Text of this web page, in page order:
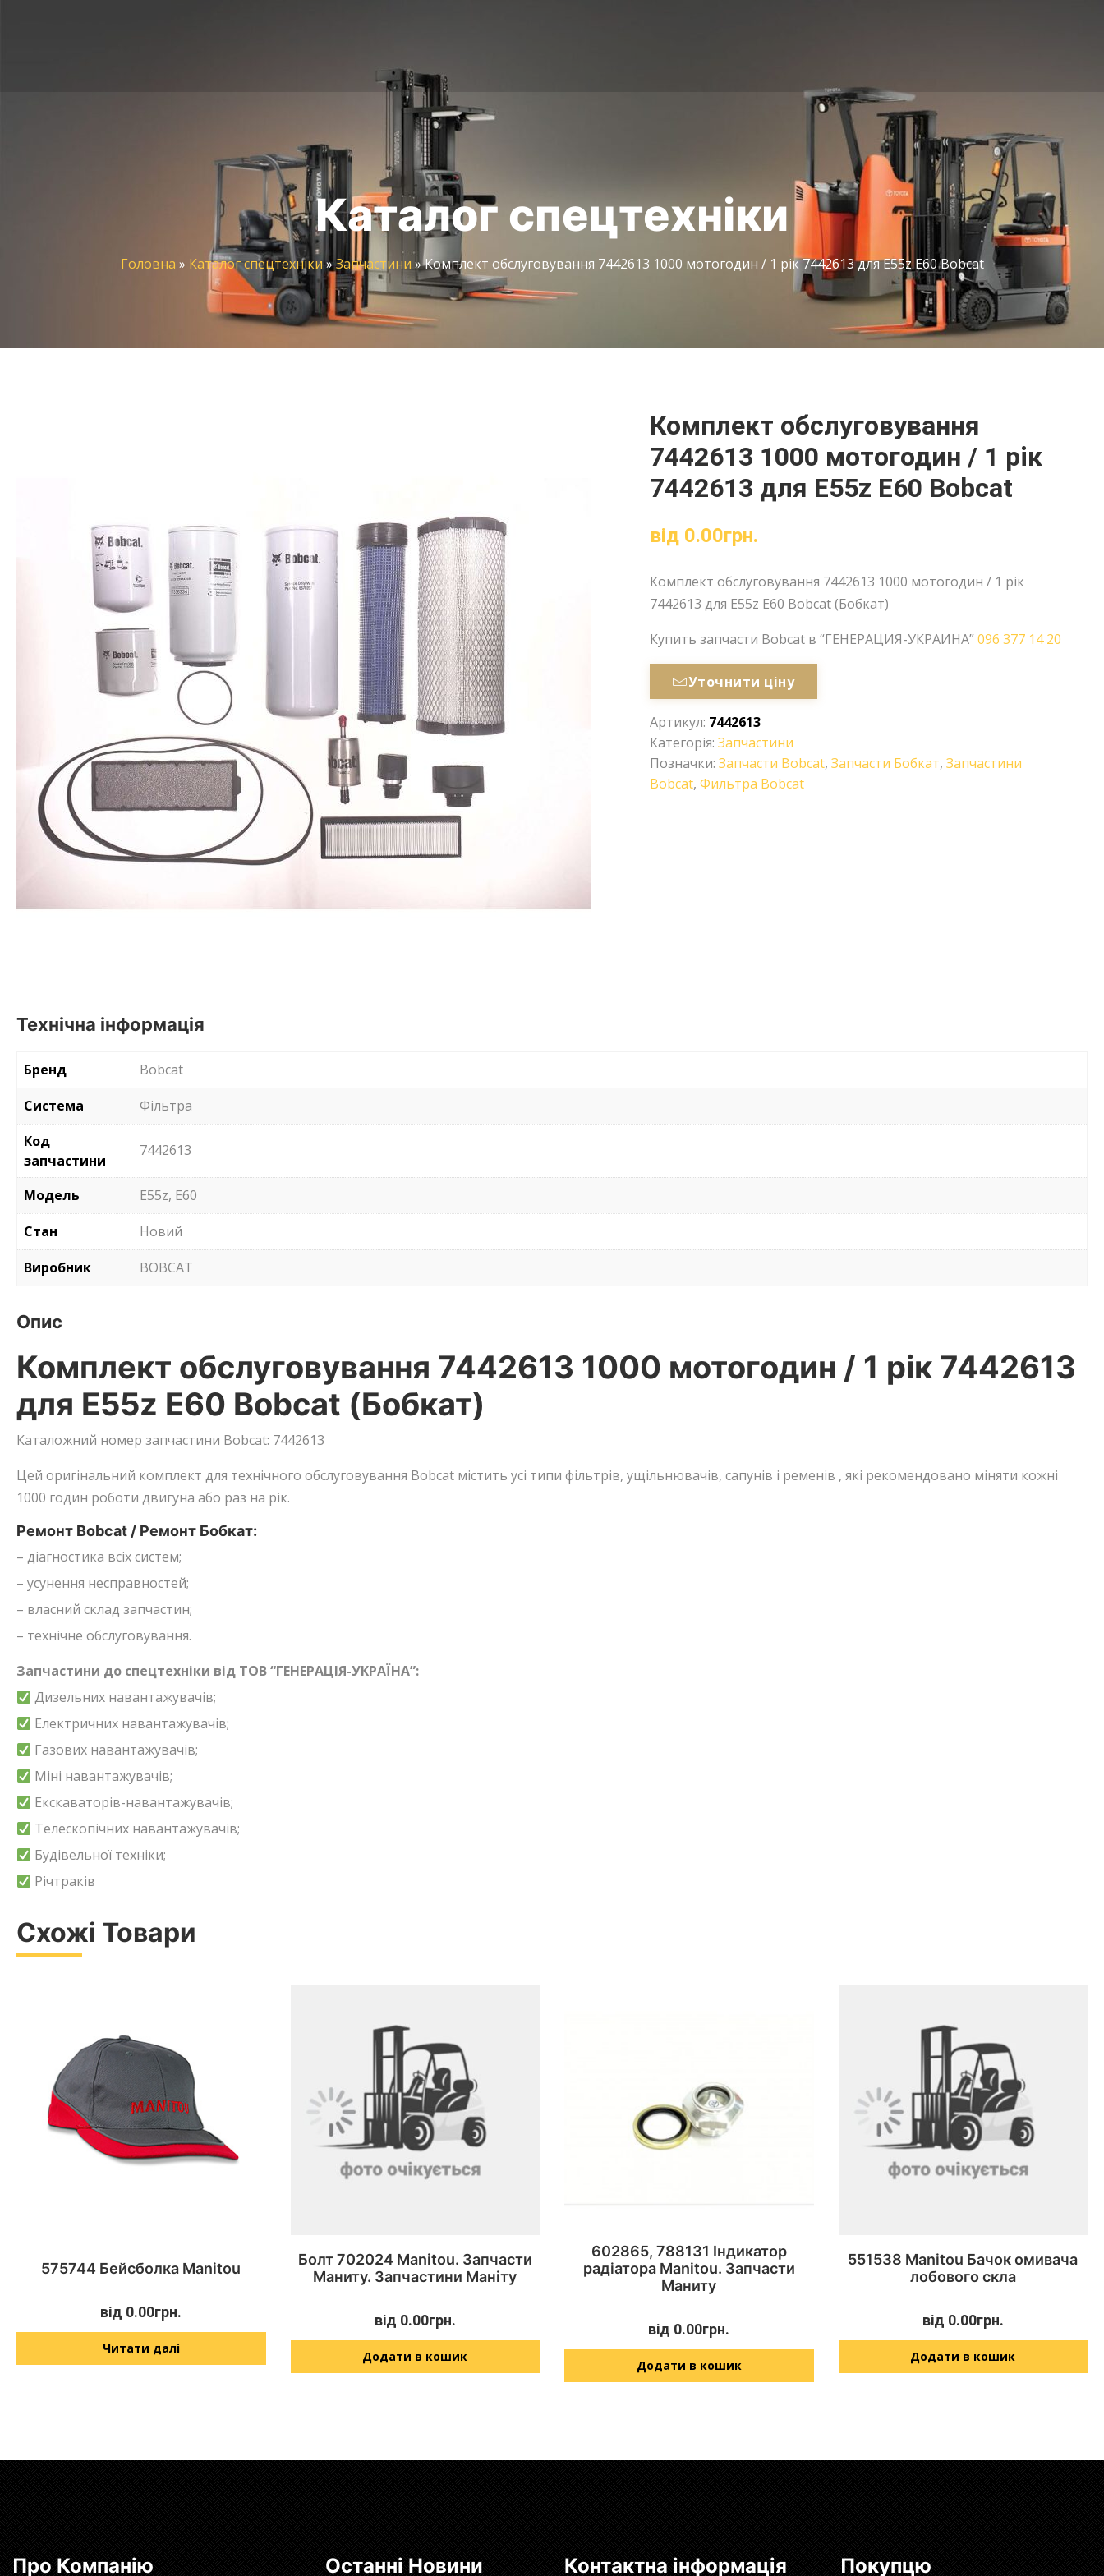
Каталог спецтехніки
Головна » Каталог спецтехніки»Запчастини »Комплект обслуговування 7442613 1000 мотогодин / 1 рік 7442613 для E55z E60 Bobcat
Комплект обслуговування
7442613 1000 мотогодин / 1 рік
7442613 для E55z E60 Bobcat
від 0.00грн.
Комплект обслуговування 7442613 1000 мотогодин / 1 рік
7442613 для E55z E60 Bobcat (Бобкат)
Купить запчасти Bobcat в “ГЕНЕРАЦИЯ-УКРАИНА”096 377 14 20
Уточнити ціну
Артикул: 7442613
Категорія:Запчастини
Позначки:Запчасти Bobcat,Запчасти Бобкат,Запчастини
Bobcat,Фильтра Bobcat
Технічна інформація
Бренд
Bobcat
Система
Фільтра
Код
запчастини
7442613
Модель
E55z, E60
Стан
Новий
Виробник
BOBCAT
Опис
Комплект обслуговування 7442613 1000 мотогодин / 1 рік 7442613
для E55z E60 Bobcat (Бобкат)
Каталожний номер запчастини Bobcat: 7442613
Цей оригінальний комплект для технічного обслуговування Bobcat містить усі типи фільтрів, ущільнювачів, сапунів і ременів , які рекомендовано міняти кожні
1000 годин роботи двигуна або раз на рік.
Ремонт Bobcat / Ремонт Бобкат:
– діагностика всіх систем;
– усунення несправностей;
– власний склад запчастин;
– технічне обслуговування.
Запчастини до спецтехніки від ТОВ “ГЕНЕРАЦІЯ-УКРАЇНА”:
Дизельних навантажувачів;
Електричних навантажувачів;
Газових навантажувачів;
Міні навантажувачів;
Екскаваторів-навантажувачів;
Телескопічних навантажувачів;
Будівельної техніки;
Річтраків
Схожі Товари
575744 Бейсболка Manitou
від 0.00грн.
Читати далі
Болт 702024 Manitou. Запчасти
Маниту. Запчастини Маніту
від 0.00грн.
Додати в кошик
602865, 788131 Індикатор
радіатора Manitou. Запчасти
Маниту
від 0.00грн.
Додати в кошик
551538 Manitou Бачок омивача
лобового скла
від 0.00грн.
Додати в кошик
Про Компанію Останні Новини Контактна інформація Покупцю